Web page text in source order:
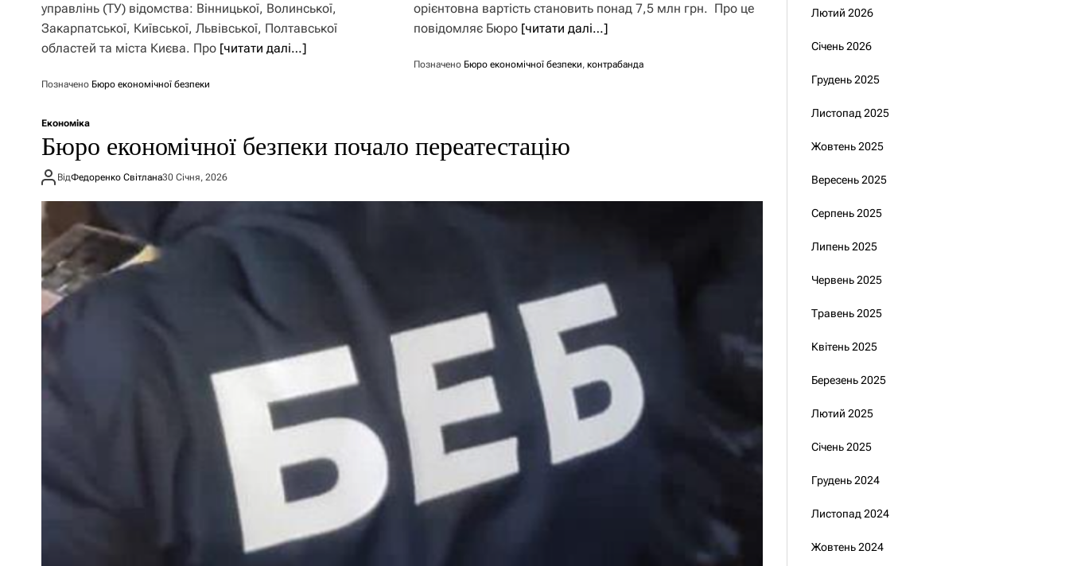
управлінь (ТУ) відомства: Вінницької, Волинської,
Закарпатської, Київської, Львівської, Полтавської
областей та міста Києва. Про [читати далі…]
Позначено Бюро економічної безпеки
орієнтовна вартість становить понад 7,5 млн грн. Про це
повідомляє Бюро [читати далі…]
Позначено Бюро економічної безпеки,контрабанда
Економіка
Бюро економічної безпеки почало переатестацію
ВідФедоренко Світлана30 Січня, 2026
Лютий 2026
Січень 2026
Грудень 2025
Листопад 2025
Жовтень 2025
Вересень 2025
Серпень 2025
Липень 2025
Червень 2025
Травень 2025
Квітень 2025
Березень 2025
Лютий 2025
Січень 2025
Грудень 2024
Листопад 2024
Жовтень 2024